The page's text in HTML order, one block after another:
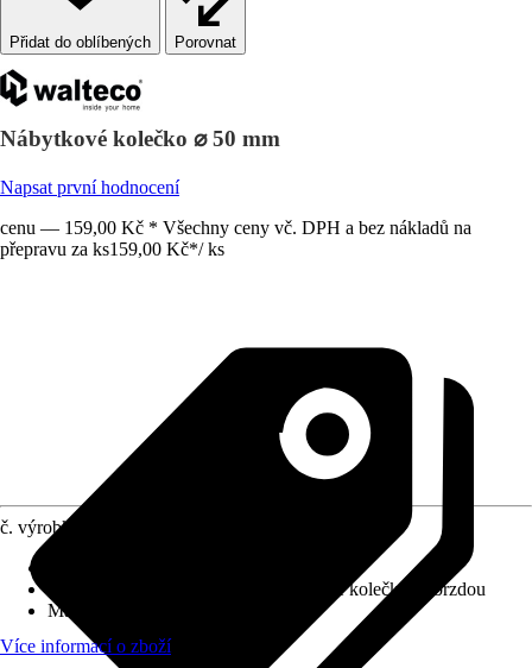
Porovnat
Nábytkové kolečko ⌀ 50 mm
Napsat první hodnocení
cenu — 159,00 Kč * Všechny ceny vč. DPH a bez nákladů na
přepravu za ks159,00 Kč*/ ks
č. výrobku
Nábytkové kolečko, Otočné kolečko, S brzdou
Max. nosnost
Více informací o zboží